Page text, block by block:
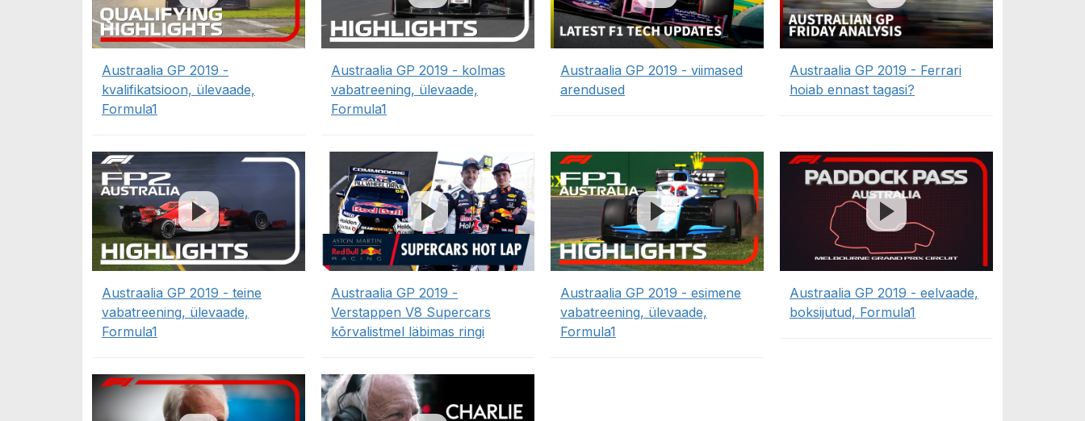
Austraalia GP 2019 -
kvalifikatsioon, ülevaade,
Formula1
Austraalia GP 2019 - kolmas
vabatreening, ülevaade,
Formula1
Austraalia GP 2019 - viimased
arendused
Austraalia GP 2019 - Ferrari
hoiab ennast tagasi?
Austraalia GP 2019 - teine
vabatreening, ülevaade,
Formula1
Austraalia GP 2019 -
Verstappen V8 Supercars
kõrvalistmel läbimas ringi
Austraalia GP 2019 - esimene
vabatreening, ülevaade,
Formula1
Austraalia GP 2019 - eelvaade,
boksijutud, Formula1